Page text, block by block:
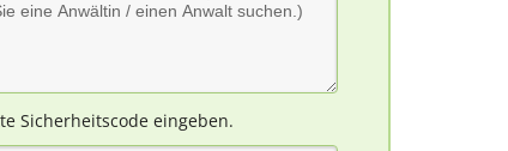
Sicherheitscode eingeben.